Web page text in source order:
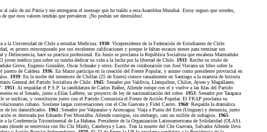
salir de mi Patria y me entregaron el mensaje que he traído a esta Asamblea Mundial. Estoy seguro que ustedes,
que esos valores tendrán que prevalecer. ¡No podrán ser destruídos!.
a la Universidad de Chile a estudiar Medicina. 1930: Vicepresidente de la Federación de Estudiantes de Chile.
es pronto reincorporado por sus excelentes calificaciones y porque le faltan escasos meses para terminar sus
Delincuencia, hace su practica profesional. En Junio se proclama la República Socialista que encabeza Marmaduke
joven médico jura sobre su tumba dedicar su vida a la lucha por la libertad de Chile. 1933: Recibe su titulo de
Grove, Eugenio González, Oscar Schnake y otros. Escribe en colaboración con José Vizcarra un libro sobre la
puerto de Caldera. 1936: En Marzo participa en la creación del Frente Popular, y asume como presidente provincial en
1939: En la noche del terremoto de Chillan (25 de Enero) conoce casualmente en Santiago a la maestra de historia
General del Partido Socialista de Chile. 1945: Senador por Valdivia, Llanquihue, Chiloe, Aysen y Magallanes.
1951: Al respaldar el P.S.P. la candidatura de Carlos Ibáñez, Allende rompe con el y vuelve a las filas del Partido
en el Senado, junto a Elías Lafferte, un proyecto de ley de nacionalización del cobre. 1953: Senador por Tarapaca
se unifican, y constituyen junto con el Partido Comunista el Frente de Acción Popular. El FRAP proclama su
cubano. Sostiene largas conversaciones con el Che Guevara y Fidel Castro. 1960: Respalda la dramática
de los damnificados. 1961: Senador por Valparaíso y Aconcagua. Viaja a Punta del Este (Uruguay) y denuncia, junto
es derrotada por Eduardo Frei Montalba. Allende consigue, sin embargo, casi un millón de sufragios. 1965:
a la Conferencia Tricontinental de La Habana. Presidente de la Organización Latinoamericana de Solidaridad (OLAS).
(donde se entrevista con Ho Chi Minh), Camboya y Laos. Tras la muerte del Che Guevara, Salvador Allende lleva